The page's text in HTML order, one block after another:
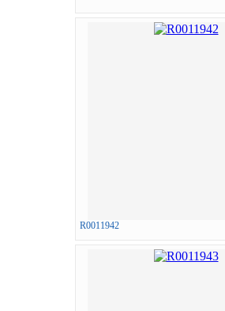
R0011942